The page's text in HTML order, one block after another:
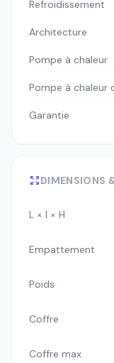
Refroidissement
Architecture
Pompe à chaleur
Pompe à chaleur
Garantie
DIMENSIONS
L × l × H
Empattement
Poids
Coffre
Coffre max